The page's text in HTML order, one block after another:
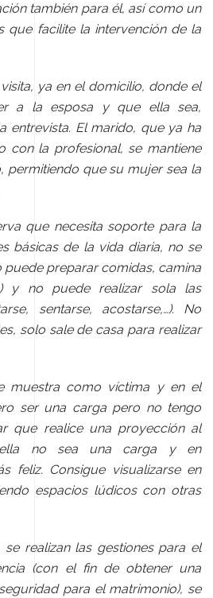
también para él, así como un
que facilite la intervención de la
ya en el domicilio, donde el
a la esposa y que ella sea,
entrevista. El marido, que ya ha
con la profesional, se mantiene
permitiendo que su mujer sea la
que necesita soporte para la
básicas de la vida diaria, no se
puede preparar comidas, camina
y no puede realizar sola las
sentarse, acostarse,…). No
solo sale de casa para realizar
muestra como víctima y en el
ser una carga pero no tengo
que realice una proyección al
no sea una carga y en
feliz. Consigue visualizarse en
espacios lúdicos con otras
se realizan las gestiones para el
(con el fin de obtener una
para el matrimonio), se